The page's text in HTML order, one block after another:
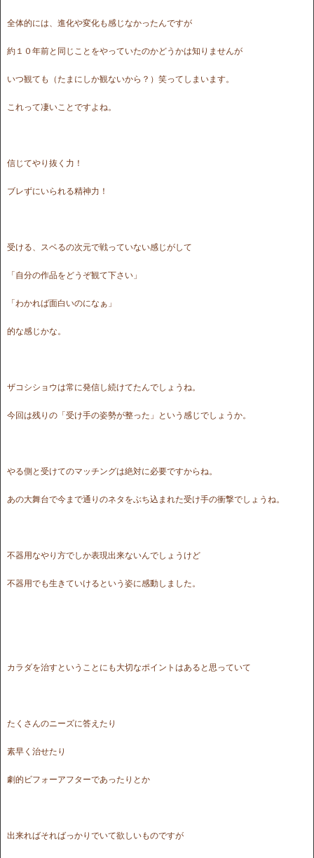
全体的には、進化や変化も感じなかったんですが
約１０年前と同じことをやっていたのかどうかは知りませんが
いつ観ても（たまにしか観ないから？）笑ってしまいます。
これって凄いことですよね。
信じてやり抜く力！
ブレずにいられる精神力！
受ける、スベるの次元で戦っていない感じがして
「自分の作品をどうぞ観て下さい」
「わかれば面白いのになぁ」
的な感じかな。
ザコシショウは常に発信し続けてたんでしょうね。
今回は残りの「受け手の姿勢が整った」という感じでしょうか。
やる側と受けてのマッチングは絶対に必要ですからね。
あの大舞台で今まで通りのネタをぶち込まれた受け手の衝撃でしょうね。
不器用なやり方でしか表現出来ないんでしょうけど
不器用でも生きていけるという姿に感動しました。
カラダを治すということにも大切なポイントはあると思っていて
たくさんのニーズに答えたり
素早く治せたり
劇的ビフォーアフターであったりとか
出来ればそればっかりでいて欲しいものですが